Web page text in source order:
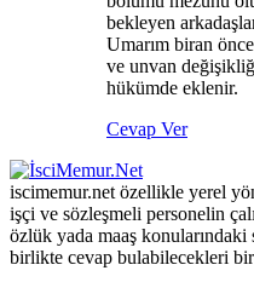
bekleyen
Umarım biran
ve unvan
hükümde eklenir.
Cevap Ver
iscimemur.net özellikle yerel
işçi ve sözleşmeli personelin
özlük yada maaş konularındaki
birlikte cevap bulabilecekleri